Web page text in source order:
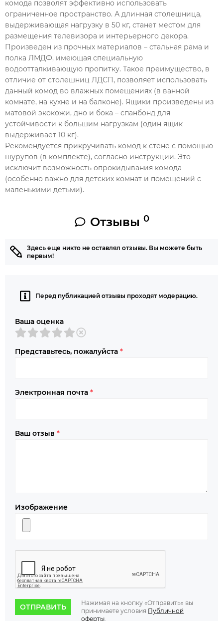
комода позволят эффективно использовать
ограниченное пространство. А длинная столешница,
выдерживающая нагрузку в 50 кг, станет местом для
размещения телевизора и интерьерного декора.
Произведен из прочных материалов – стальная рама и
полка ЛМДФ, имеющая специальную
водоотталкивающую пропитку. Такое преимущество, в
отличие от столешниц ЛДСП, позволяет использовать
данный комод во влажных помещениях (в ванной
комнате, на кухне и на балконе). Ящики произведены из
матовой экокожи, дно и бока – спанбонд для
устойчивости к большим нагрузкам (один ящик
выдерживает 10 кг).
Рекомендуется прикручивать комод к стене с помощью
шурупов (в комплекте), согласно инструкции. Это
исключит возможность опрокидывания комода
(особенно важно для детских комнат и помещений с
маленькими детьми).
Отзывы0
Здесь еще никто не оставлял отзывы. Вы можете быть
первым!
Перед публикацией отзывы проходят модерацию.
Ваша оценка
Представьтесь, пожалуйста *
Электронная почта *
Ваш отзыв *
Изображение
ОТПРАВИТЬ
Нажимая на кнопку «Отправить» вы
принимаете условия Публичной
оферты